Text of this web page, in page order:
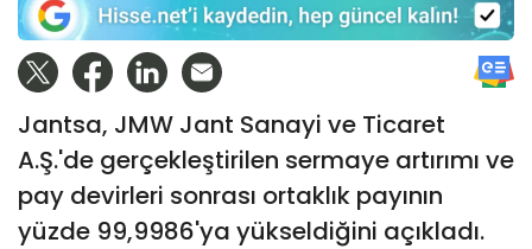
Jantsa, JMW Jant Sanayi ve Ticaret
A.Ş.'de gerçekleştirilen sermaye artırımı ve
pay devirleri sonrası ortaklık payının
yüzde 99,9986'ya yükseldiğini açıkladı.